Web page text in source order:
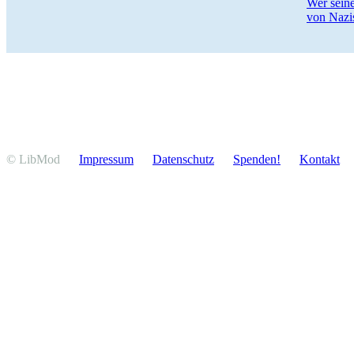
von
© LibMod Impressum Daten­schutz Spenden! Kontakt